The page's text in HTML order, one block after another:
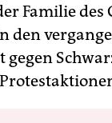
Familie
den
gegen